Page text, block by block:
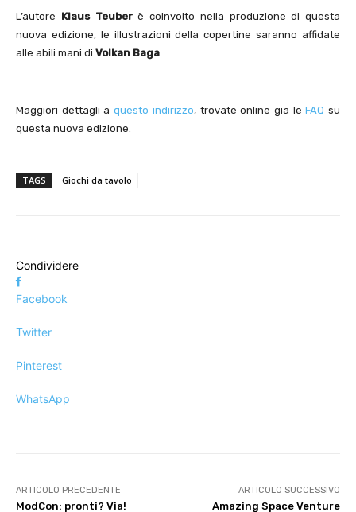
L’autore Klaus Teuberè coinvolto nella produzione di questa
nuova edizione, le illustrazioni della copertine saranno affidate
alle abili mani di Volkan Baga.
Maggiori dettagli aquesto indirizzo, trovate online gia leFAQ su
questa nuova edizione.
TAGS Giochi da tavolo
Condividere
Facebook
Twitter
Pinterest
WhatsApp
ARTICOLO PRECEDENTE
ModCon: pronti? Via!
ARTICOLO SUCCESSIVO
Amazing Space Venture